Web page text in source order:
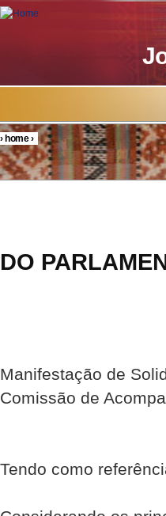
Skip to main content
You are here
›home›
DO
Manifestação de
Comissão de
Tendo como